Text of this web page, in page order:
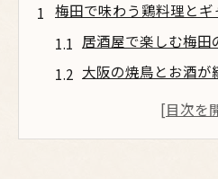
梅田で味わう鶏料理と
居酒屋で楽しむ梅田
大阪の焼鳥とお酒が
ギャラリーのよう